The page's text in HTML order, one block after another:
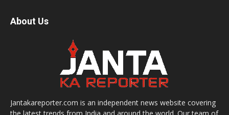
About Us
Jantakareporter.com is an independent news website covering
the latest trends from India and around the world. Our team of